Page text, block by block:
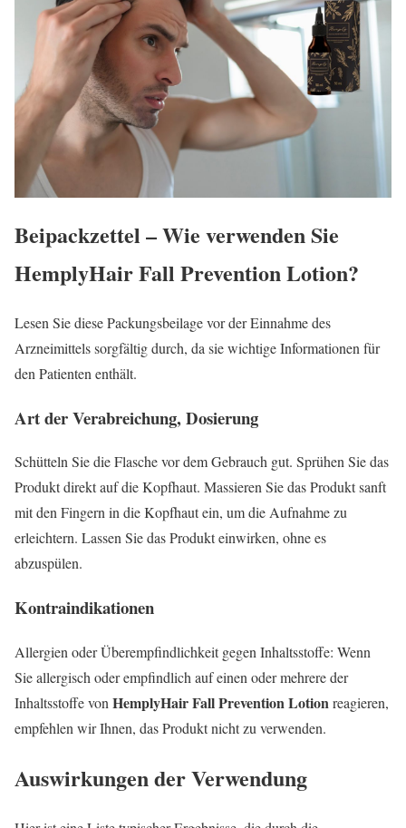
Beipackzettel – Wie verwenden Sie
HemplyHair Fall Prevention Lotion?
Lesen Sie diese Packungsbeilage vor der Einnahme des
Arzneimittels sorgfältig durch, da sie wichtige Informationen für
den Patienten enthält.
Art der Verabreichung, Dosierung
Schütteln Sie die Flasche vor dem Gebrauch gut. Sprühen Sie das
Produkt direkt auf die Kopfhaut. Massieren Sie das Produkt sanft
mit den Fingern in die Kopfhaut ein, um die Aufnahme zu
erleichtern. Lassen Sie das Produkt einwirken, ohne es
abzuspülen.
Kontraindikationen
Allergien oder Überempfindlichkeit gegen Inhaltsstoffe: Wenn
Sie allergisch oder empfindlich auf einen oder mehrere der
Inhaltsstoffe von HemplyHair Fall Prevention Lotionreagieren,
empfehlen wir Ihnen, das Produkt nicht zu verwenden.
Auswirkungen der Verwendung